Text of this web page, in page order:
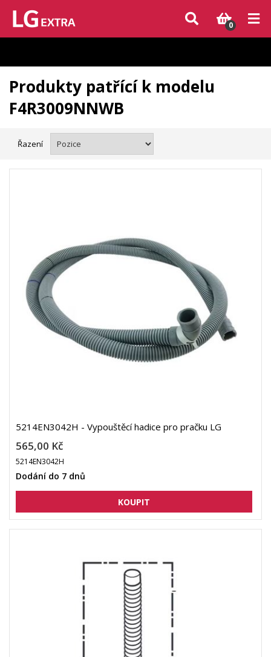
Vzhledem k aktuální situaci se může dodání dílů, které nejsou skladem,
zpozdit. Děkujeme za pochopení.
0
Produkty patřící k modelu
F4R3009NNWB
Řazení
5214EN3042H - Vypouštěcí hadice pro pračku LG
565,00 Kč
5214EN3042H
Dodání do 7 dnů